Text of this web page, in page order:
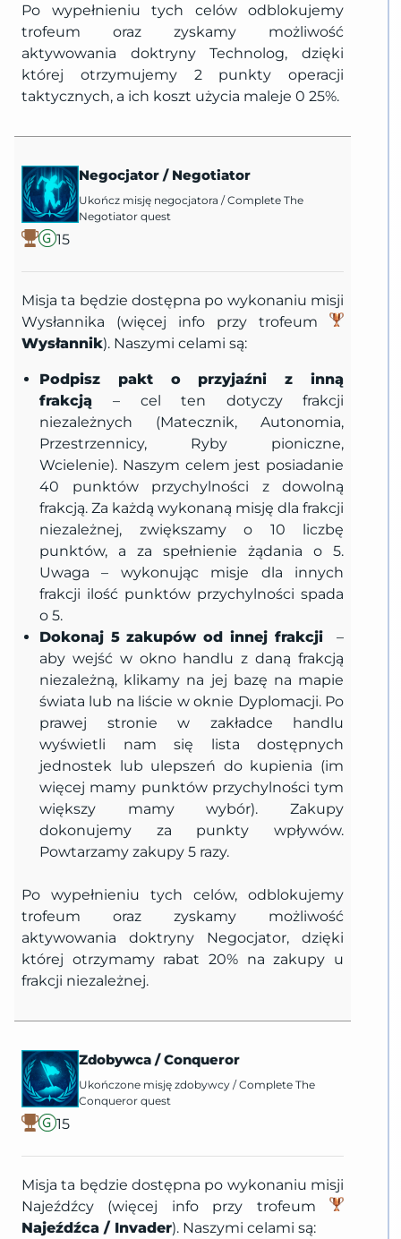
Po wypełnieniu tych celów odblokujemy
trofeum oraz zyskamy możliwość
aktywowania doktryny Technolog, dzięki
której otrzymujemy 2 punkty operacji
taktycznych, a ich koszt użycia maleje 0 25%.
15
Negocjator / Negotiator
Ukończ misję negocjatora /Complete The
Negotiator quest
Misja ta będzie dostępna po wykonaniu misji
Wysłannika (więcej info przy trofeum
Wysłannik). Naszymi celami są:
Podpisz pakt o przyjaźni z inną
frakcją– cel ten dotyczy frakcji
niezależnych (Matecznik, Autonomia,
Przestrzennicy, Ryby pioniczne,
Wcielenie). Naszym celem jest posiadanie
40 punktów przychylności z dowolną
frakcją. Za każdą wykonaną misję dla frakcji
niezależnej, zwiększamy o 10 liczbę
punktów, a za spełnienie żądania o 5.
Uwaga – wykonując misje dla innych
frakcji ilość punktów przychylności spada
o 5.
Dokonaj 5 zakupów od innej frakcji –
aby wejść w okno handlu z daną frakcją
niezależną, klikamy na jej bazę na mapie
świata lub na liście w oknie Dyplomacji. Po
prawej stronie w zakładce handlu
wyświetli nam się lista dostępnych
jednostek lub ulepszeń do kupienia (im
więcej mamy punktów przychylności tym
większy mamy wybór). Zakupy
dokonujemy za punkty wpływów.
Powtarzamy zakupy 5 razy.
Po wypełnieniu tych celów, odblokujemy
trofeum oraz zyskamy możliwość
aktywowania doktryny Negocjator, dzięki
której otrzymamy rabat 20% na zakupy u
frakcji niezależnej.
15
Zdobywca /Conqueror
Ukończone misję zdobywcy /Complete The
Conqueror quest
Misja ta będzie dostępna po wykonaniu misji
Najeźdźcy (więcej info przy trofeum
Najeźdźca / Invader). Naszymi celami są: